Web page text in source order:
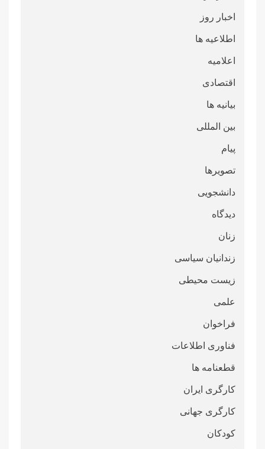
اخبار روز
اطلاعیه ها
اعلامیه
اقتصادی
بیانیه ها
بین المللی
پیام
تصویرها
دانشجویی
دیدگاه
زنان
زندانیان سیاسی
زیست محیطی
علمی
فراخوان
فناوری اطلاعات
قطعنامە ها
کارگری ایران
کارگری جهانی
کودکان